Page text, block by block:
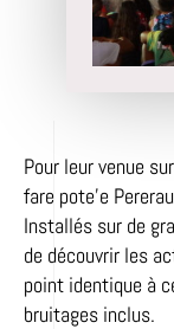
Pour leur venue
fare pote’e
Installés sur de
de découvrir les
point identique à
bruitages inclus.